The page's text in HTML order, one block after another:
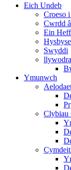
Eich Undeb
Croeso
Cwrdd
Ein
Swyddi
Ymunwch
Clybiau